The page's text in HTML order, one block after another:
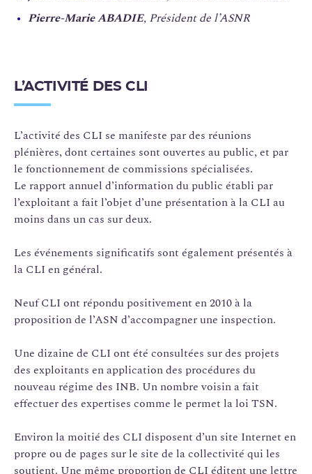
Pierre-Marie ABADIE, Président de l’ASNR
L’ACTIVITÉ DES CLI
L’activité des CLI se manifeste par des réunions
plénières, dont certaines sont ouvertes au public, et par
le fonctionnement de commissions spécialisées.
Le rapport annuel d’information du public établi par
l’exploitant a fait l’objet d’une présentation à la CLI au
moins dans un cas sur deux.
Les événements significatifs sont également présentés à
la CLI en général.
Neuf CLI ont répondu positivement en 2010 à la
proposition de l’ASN d’accompagner une inspection.
Une dizaine de CLI ont été consultées sur des projets
des exploitants en application des procédures du
nouveau régime des INB. Un nombre voisin a fait
effectuer des expertises comme le permet la loi TSN.
Environ la moitié des CLI disposent d’un site Internet en
propre ou de pages sur le site de la collectivité qui les
soutient. Une même proportion de CLI éditent une lettre